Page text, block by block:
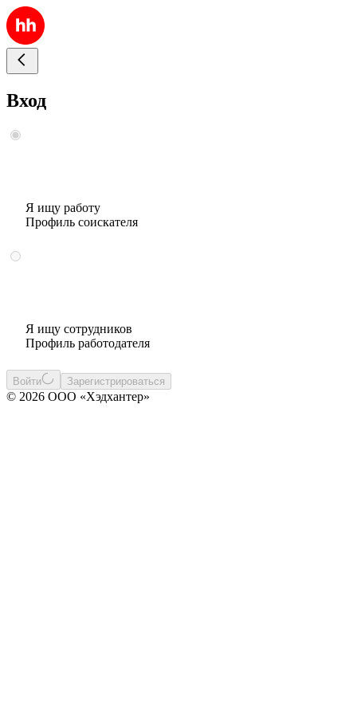
Вход
Я ищу работу
Профиль соискателя
Я ищу сотрудников
Профиль работодателя
Войти Зарегистрироваться
© 2026 ООО «Хэдхантер»